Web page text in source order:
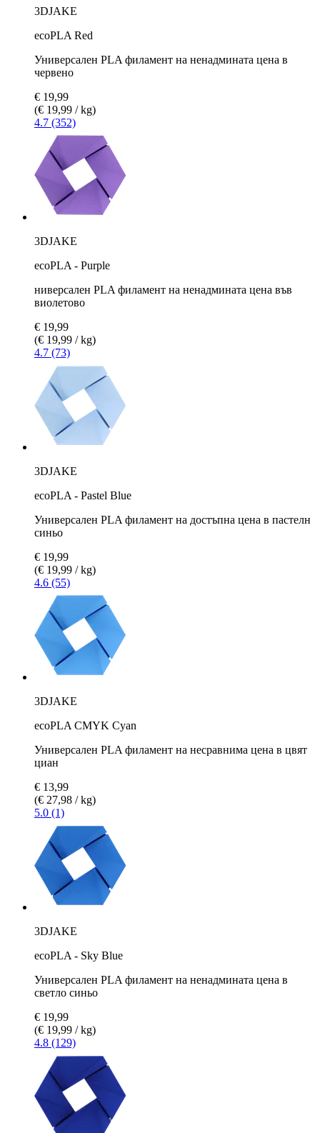
3DJAKE
ecoPLA Red
Универсален PLA филамент на ненадмината цена в
червено
€ 19,99
(€ 19,99 / kg)
4.7 (352)
3DJAKE
ecoPLA - Purple
ниверсален PLA филамент на ненадмината цена във
виолетово
€ 19,99
(€ 19,99 / kg)
4.7 (73)
3DJAKE
ecoPLA - Pastel Blue
Универсален PLA филамент на достъпна цена в пастелн
синьо
€ 19,99
(€ 19,99 / kg)
4.6 (55)
3DJAKE
ecoPLA CMYK Cyan
Универсален PLA филамент на несравнима цена в цвят
циан
€ 13,99
(€ 27,98 / kg)
5.0 (1)
3DJAKE
ecoPLA - Sky Blue
Универсален PLA филамент на ненадмината цена в
светло синьо
€ 19,99
(€ 19,99 / kg)
4.8 (129)